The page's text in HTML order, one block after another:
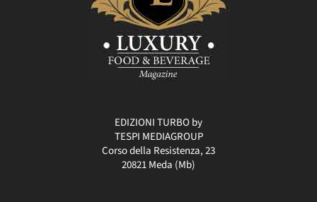
EDIZIONI TURBO by
TESPI MEDIAGROUP
Corso della Resistenza, 23
20821 Meda (Mb)